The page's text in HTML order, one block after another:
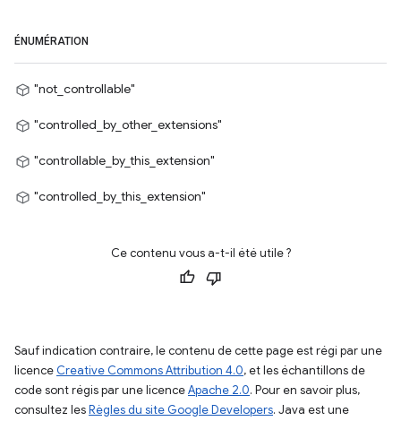
ÉNUMÉRATION
"not_controllable"
"controlled_by_other_extensions"
"controllable_by_this_extension"
"controlled_by_this_extension"
Ce contenu vous a-t-il été utile ?
Sauf indication contraire, le contenu de cette page est régi par une
licence Creative Commons Attribution 4.0, et les échantillons de
code sont régis par une licenceApache 2.0. Pour en savoir plus,
consultez lesRègles du site Google Developers. Java est une